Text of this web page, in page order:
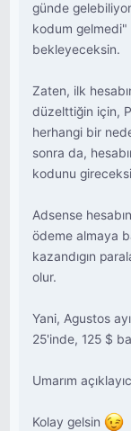
günde
kodum gelmedi"
bekleyeceksin.
Zaten, ilk
düzelttiğin için,
herhangi bir
sonra da,
kodunu
Adsense
ödeme almaya
kazandıgın
olur.
Yani, Agustos
25'inde, 125 $
Umarım
Kolay gelsin